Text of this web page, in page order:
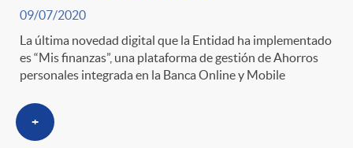
09/07/2020
La última novedad digital que la Entidad ha implementado
es “Mis finanzas”, una plataforma de gestión de Ahorros
personales integrada en la Banca Online y Mobile
+